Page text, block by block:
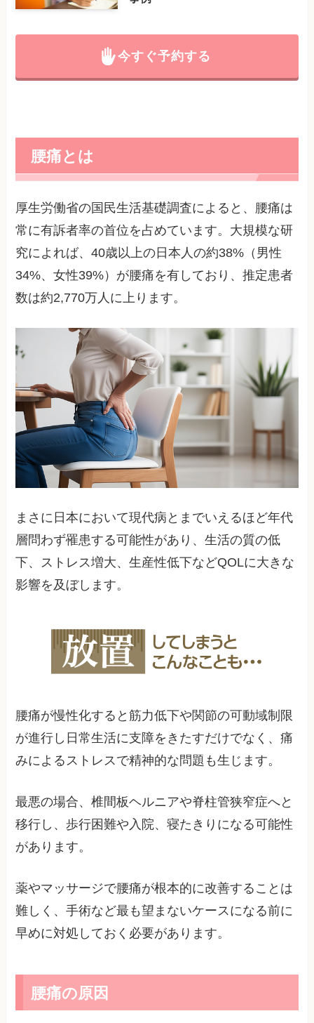
今すぐ予約する
腰痛とは
厚生労働省の国民生活基礎調査によると、腰痛は
常に有訴者率の首位を占めています。大規模な研
究によれば、40歳以上の日本人の約38%（男性
34%、女性39%）が腰痛を有しており、推定患者
数は約2,770万人に上ります。
まさに日本において現代病とまでいえるほど年代
層問わず罹患する可能性があり、生活の質の低
下、ストレス増大、生産性低下などQOLに大きな
影響を及ぼします。
腰痛が慢性化すると筋力低下や関節の可動域制限
が進行し日常生活に支障をきたすだけでなく、痛
みによるストレスで精神的な問題も生じます。
最悪の場合、椎間板ヘルニアや脊柱管狭窄症へと
移行し、歩行困難や入院、寝たきりになる可能性
があります。
薬やマッサージで腰痛が根本的に改善することは
難しく、手術など最も望まないケースになる前に
早めに対処しておく必要があります。
腰痛の原因